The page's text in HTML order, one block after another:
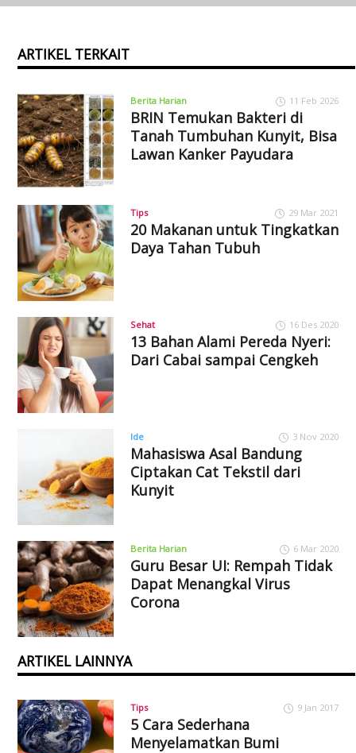
ARTIKEL TERKAIT
Berita Harian 11 Feb 2026
BRIN Temukan Bakteri di
Tanah Tumbuhan Kunyit, Bisa
Lawan Kanker Payudara
Tips 29 Mar 2021
20 Makanan untuk Tingkatkan
Daya Tahan Tubuh
Sehat 16 Des 2020
13 Bahan Alami Pereda Nyeri:
Dari Cabai sampai Cengkeh
Ide 3 Nov 2020
Mahasiswa Asal Bandung
Ciptakan Cat Tekstil dari
Kunyit
Berita Harian 6 Mar 2020
Guru Besar UI: Rempah Tidak
Dapat Menangkal Virus
Corona
ARTIKEL LAINNYA
Tips 9 Jan 2017
5 Cara Sederhana
Menyelamatkan Bumi